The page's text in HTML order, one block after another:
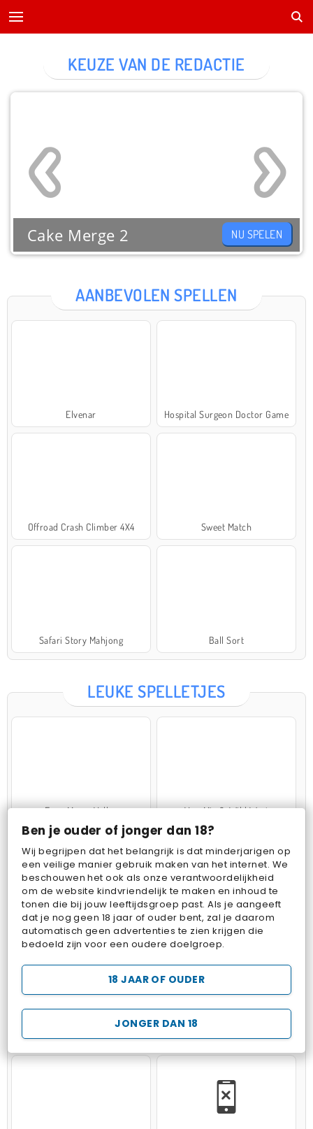
Ben je ouder of jonger dan 18?
Wij begrijpen dat het belangrijk is dat minderjarigen op
een veilige manier gebruik maken van het internet. We
beschouwen het ook als onze verantwoordelijkheid
om de website kindvriendelijk te maken en inhoud te
tonen die bij jouw leeftijdsgroep past. Als je aangeeft
dat je nog geen 18 jaar of ouder bent, zal je daarom
automatisch geen advertenties te zien krijgen die
bedoeld zijn voor een oudere doelgroep.
JONGER DAN 18
18 JAAR OF OUDER
AANBEVOLEN SPELLEN
Elvenar Hospital Surgeon Doctor Game
Offroad Crash Climber 4X4 Sweet Match
Safari Story Mahjong Ball Sort
KEUZE VAN DE REDACTIE
Cake Merge 2 NU SPELEN
LEUKE SPELLETJES
Farm Merge Valley VegaMix 2: Wild West
Pop Fruit Bubbits
Hospital Surgeon Doctor Game Potion Sort